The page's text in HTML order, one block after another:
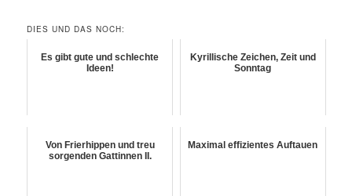
DIES UND DAS NOCH:
Es gibt gute und schlechte
Ideen!
Kyrillische Zeichen, Zeit und
Sonntag
Von Frierhippen und treu
sorgenden Gattinnen II.
Maximal effizientes Auftauen